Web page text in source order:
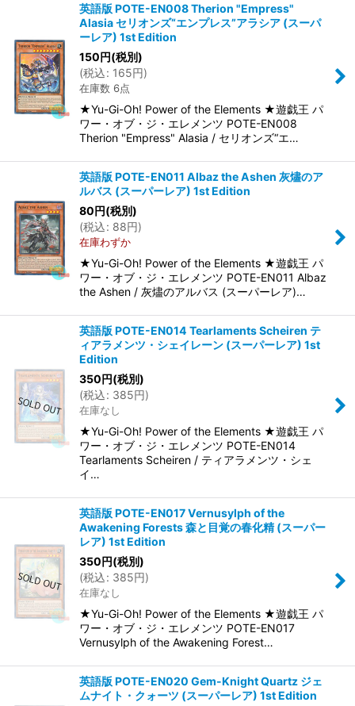
英語版 POTE-EN008 Therion "Empress"
Alasia セリオンズ“エンプレス”アラシア (スーパ
ーレア) 1st Edition
150円(税別)
(税込: 165円)
在庫数 6点
★Yu-Gi-Oh! Power of the Elements ★遊戯王 パ
ワー・オブ・ジ・エレメンツ POTE-EN008
Therion "Empress" Alasia / セリオンズ“エ…
英語版 POTE-EN011 Albaz the Ashen 灰燼のア
ルバス (スーパーレア) 1st Edition
80円(税別)
(税込: 88円)
在庫わずか
★Yu-Gi-Oh! Power of the Elements ★遊戯王 パ
ワー・オブ・ジ・エレメンツ POTE-EN011 Albaz
the Ashen / 灰燼のアルバス (スーパーレア)…
英語版 POTE-EN014 Tearlaments Scheiren テ
ィアラメンツ・シェイレーン (スーパーレア) 1st
Edition
350円(税別)
(税込: 385円)
在庫なし
★Yu-Gi-Oh! Power of the Elements ★遊戯王 パ
ワー・オブ・ジ・エレメンツ POTE-EN014
Tearlaments Scheiren / ティアラメンツ・シェ
イ…
英語版 POTE-EN017 Vernusylph of the
Awakening Forests 森と目覚の春化精 (スーパー
レア) 1st Edition
350円(税別)
(税込: 385円)
在庫なし
★Yu-Gi-Oh! Power of the Elements ★遊戯王 パ
ワー・オブ・ジ・エレメンツ POTE-EN017
Vernusylph of the Awakening Forest…
英語版 POTE-EN020 Gem-Knight Quartz ジェ
ムナイト・クォーツ (スーパーレア) 1st Edition